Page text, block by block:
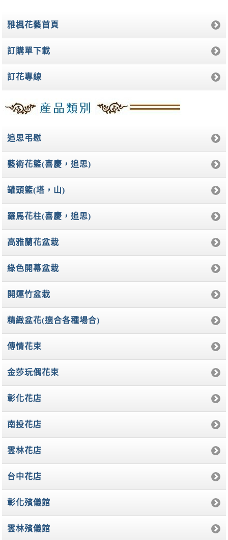
雅楓花藝首頁
訂購單下載
訂花專線
追思弔慰
藝術花籃(喜慶，追思)
罐頭籃(塔，山)
羅馬花柱(喜慶，追思)
高雅蘭花盆栽
綠色開幕盆栽
開運竹盆栽
精緻盆花(適合各種場合)
傳情花束
金莎玩偶花束
彰化花店
南投花店
雲林花店
台中花店
彰化殯儀館
雲林殯儀館